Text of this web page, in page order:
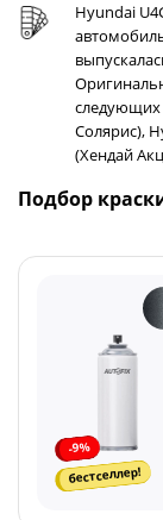
Hyundai
следующих
Солярис),
(Хендай
Подбор
-9%
бестселлер!